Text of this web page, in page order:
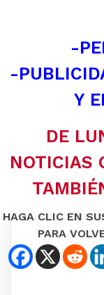
-
-
Y
DE
NOTICIAS
HAGA CLIC EN
PARA